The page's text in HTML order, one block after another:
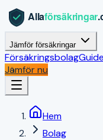
Jämför försäkringar
Försäkringsbolag
Jämför nu
Hem
Bolag